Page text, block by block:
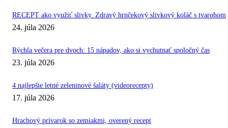
RECEPT ako využiť slivky. Zdravý hrnčekový slivkový koláč s tvarohom
24. júla 2026
Rýchla večera pre dvoch: 15 nápadov, ako si vychutnať spoločný čas
23. júla 2026
4 najlepšie letné zeleninové šaláty (videorecepty)
17. júla 2026
Hrachový prívarok so zemiakmi, overený recept